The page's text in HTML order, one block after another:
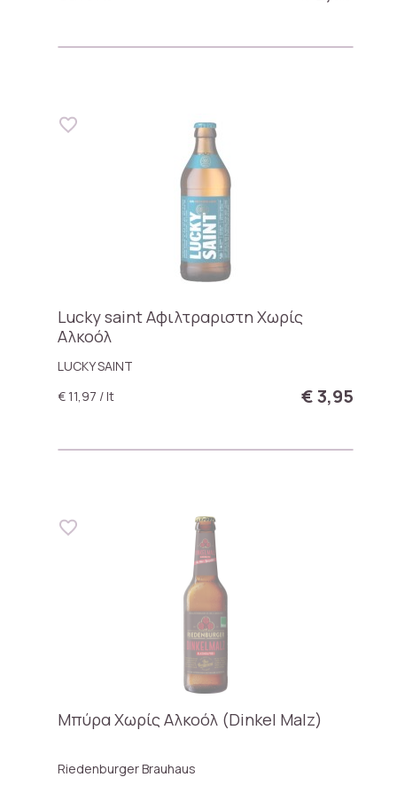
Lucky saint Αφιλτραριστη Χωρίς
Αλκοόλ
LUCKY SAINT
€ 11,97 / lt
€ 3,95
Μπύρα Χωρίς Αλκοόλ (Dinkel Malz)
Riedenburger Brauhaus